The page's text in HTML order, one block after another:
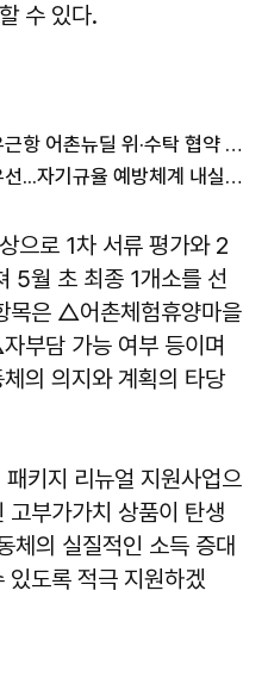
수 있다.
어촌어항공단-해남군 학가·우근항 어촌뉴딜 위·수탁 협약 체결
어촌어항공단 "안전보건 최우선...자기규율 예방체계 내실화"
으로 1차 서류 평가와 2
5월 초 최종 1개소를 선
목은 △어촌체험휴양마을
부담 가능 여부 등이며
의 의지와 계획의 타당
키지 리뉴얼 지원사업으
고부가가치 상품이 탄생
체의 실질적인 소득 증대
있도록 적극 지원하겠